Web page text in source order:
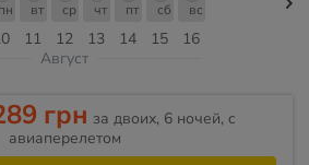
пн
11
вт
12
ср
13
чт
14
пт
15
сб
16
вс
Август
грн за двоих, 6 ночей, c
авиаперелетом